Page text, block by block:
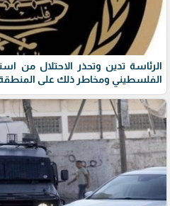
الرئاسة تدين وتحذر الاحتلال من
الفلسطيني ومخاطر ذلك على